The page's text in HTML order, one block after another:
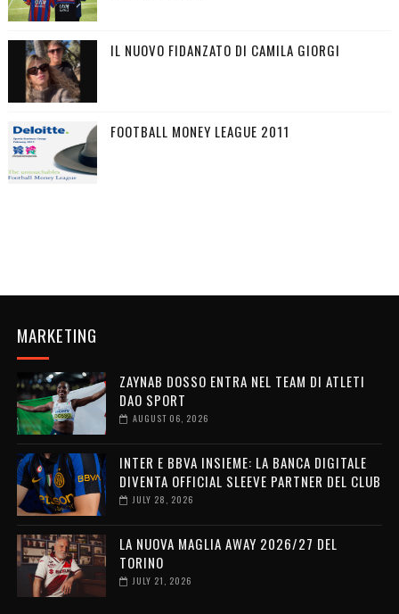
IL NUOVO FIDANZATO DI CAMILA GIORGI
FOOTBALL MONEY LEAGUE 2011
MARKETING
ZAYNAB DOSSO ENTRA NEL TEAM DI ATLETI
DAO SPORT
AUGUST 06, 2026
INTER E BBVA INSIEME: LA BANCA DIGITALE
DIVENTA OFFICIAL SLEEVE PARTNER DEL CLUB
JULY 28, 2026
LA NUOVA MAGLIA AWAY 2026/27 DEL
TORINO
JULY 21, 2026